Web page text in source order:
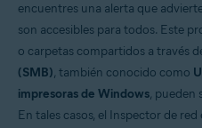
encuentres una alerta que
son accesibles para todos. Este
o carpetas compartidos a través
(SMB), también conocido como
impresoras de Windows, pueden
En tales casos, el Inspector de